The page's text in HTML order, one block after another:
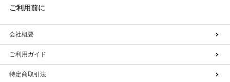
ご利用前に
会社概要
ご利用ガイド
特定商取引法